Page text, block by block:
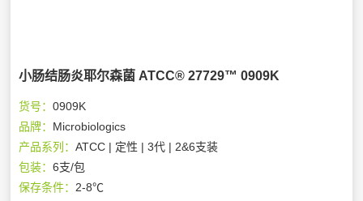
小肠结肠炎耶尔森菌 ATCC® 27729™ 0909K
货号：0909K
品牌： Microbiologics
产品系列：ATCC | 定性 | 3代 | 2&6支装
包装：6支/包
保存条件： 2-8℃